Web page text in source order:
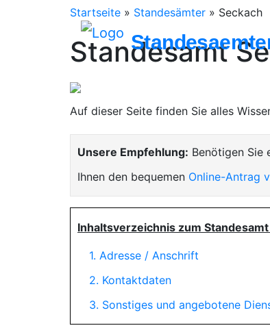
Startseite » Standesämter » Seckach
Standesamt
Auf dieser Seite finden Sie alles
Unsere Empfehlung: Benötigen Sie
Ihnen den bequemen Online-Antrag
Inhaltsverzeichnis zum
1. Adresse / Anschrift
2. Kontaktdaten
3. Sonstiges und angebotene